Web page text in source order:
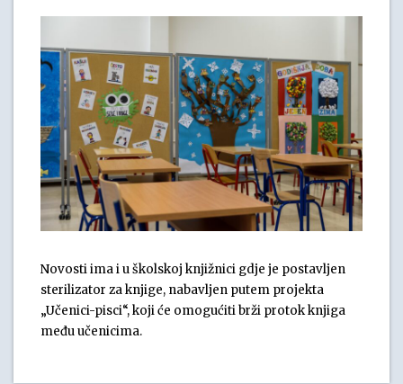
Novosti ima i u školskoj knjižnici gdje je postavljen
sterilizator za knjige, nabavljen putem projekta
„Učenici-pisci“, koji će omogućiti brži protok knjiga
među učenicima.